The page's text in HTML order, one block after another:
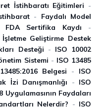
İstihbaratı Eğitimleri -
- Faydalı Model
FDA Sertifika Kaydı -
İşletme Geliştirme Destek
Desteği - ISO 10002
Sistemi - ISO 13485
Belgesi - ISO
İzi Danışmanlığı - ISO
Uygulamasının Faydaları
Nelerdir? - ISO